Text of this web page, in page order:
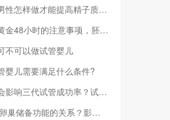
做才能提高精子质量有哪些注意事项？
小时的注意事项，胚胎着床重要时刻
不可以做试管婴儿
婴儿需要满足什么条件?
代试管成功率？试管对身体有何影响？
功能的关系？影响AMH值的因素有哪些